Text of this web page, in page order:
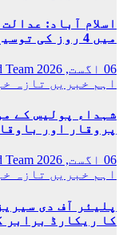
اسلام آباد:
میں 4 روز کی توسیع کردی
06 اگست, 2026
Team
اہم خبریں تازہ
شہداء پولیس کے
پروقار اور
06 اگست, 2026
Team
اہم خبریں تازہ
پلیئر آف دی
کا ریکارڈ برابر